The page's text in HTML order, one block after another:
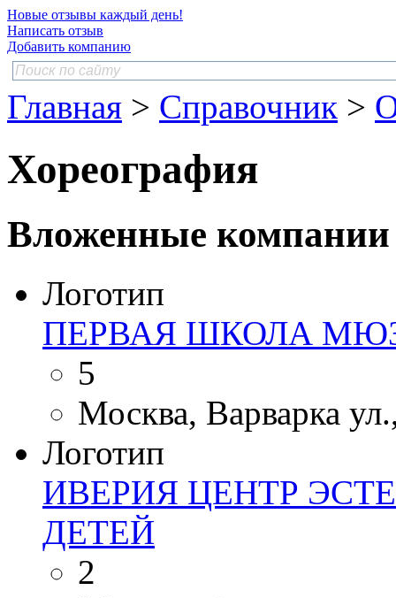
Новые отзывы каждый день!
Написать отзыв
Добавить компанию
Главная > Справочник >
Хореография
Вложенные компании
Логотип
ПЕРВАЯ ШКОЛА
5
Москва, Варварка
Логотип
ИВЕРИЯ ЦЕНТР
ДЕТЕЙ
2